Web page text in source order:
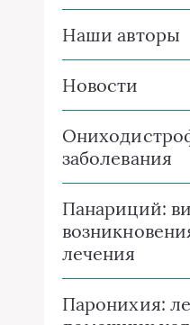
Наши авторы
Новости
заболевания
Панариций:
лечения
Паронихия: